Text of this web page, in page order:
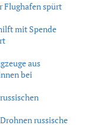
Flughafen spürt
mit Spende
aus
bei
russische